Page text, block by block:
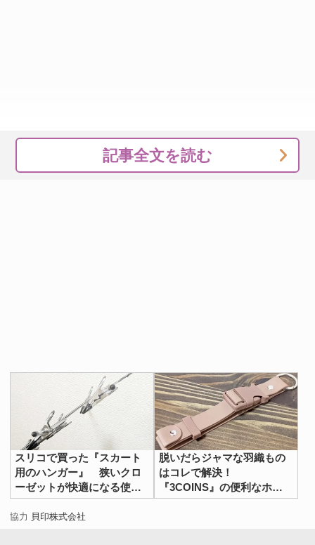
記事全文を読む
スリコで買った『スカート
用のハンガー』 狭いクロ
ーゼットが快適になる使い
方に「なんて便利！」
脱いだらジャマな羽織もの
はコレで解決！
『3COINS』の便利なホル
ダーで夏の外出を快適に
協力 貝印株式会社